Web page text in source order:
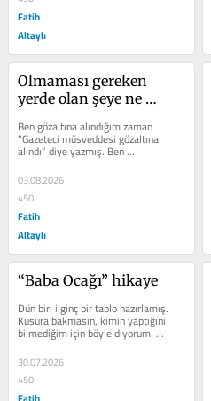
Fatih
Altaylı
Olmaması gereken
yerde olan şeye ne
Ben gözaltına alındığım zaman
“Gazeteci müsveddesi gözaltına
alındı” diye yazmış. Ben
tutuklandığım zaman “Müsvedde...
03.08.2026
450
Fatih
Altaylı
“Baba Ocağı” hikaye
Dün biri ilginç bir tablo hazırlamış.
Kusura bakmasın, kimin yaptığını
bilmediğim için böyle diyorum.
İstanbul’daki ilçe...
30.07.2026
450